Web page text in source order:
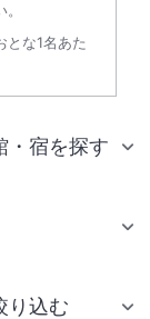
とな1名あた
・宿を探す
り込む